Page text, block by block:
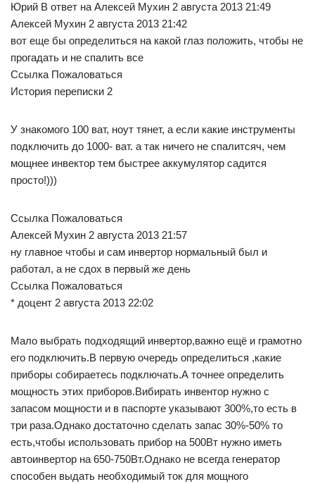
Юрий В ответ на Алексей Мухин 2 августа 2013 21:49
Алексей Мухин 2 августа 2013 21:42
вот еще бы определиться на какой глаз положить, чтобы не
прогадать и не спалить все
Ссылка Пожаловаться
История переписки 2
У знакомого 100 ват, ноут тянет, а если какие инструменты
подключить до 1000- ват. а так ничего не спалитсяч, чем
мощнее инвектор тем быстрее аккумулятор садится
просто!)))
Ссылка Пожаловаться
Алексей Мухин 2 августа 2013 21:57
ну главное чтобы и сам инвертор нормальный был и
работал, а не сдох в первый же день
Ссылка Пожаловаться
* доцент 2 августа 2013 22:02
Мало выбрать подходящий инвертор,важно ещё и грамотно
его подключить.В первую очередь определиться ,какие
приборы собираетесь подключать.А точнее определить
мощность этих приборов.Вибирать инвентор нужно с
запасом мощности и в паспорте указывают 300%,то есть в
три раза.Однако достаточно сделать запас 30%-50% то
есть,чтобы использовать прибор на 500Вт нужно иметь
автоинвертор на 650-750Вт.Однако не всегда генератор
способен выдать необходимый ток для мощного